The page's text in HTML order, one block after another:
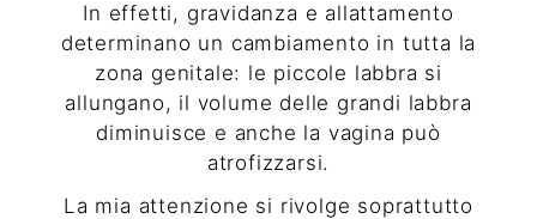
In effetti, gravidanza e allattamento
determinano un cambiamento in tutta la
zona genitale: le piccole labbra si
allungano, il volume delle grandi labbra
diminuisce e anche la vagina può
atrofizzarsi.
La mia attenzione si rivolge soprattutto